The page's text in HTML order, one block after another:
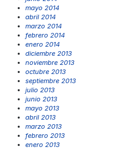
mayo 2014
abril 2014
marzo 2014
febrero 2014
enero 2014
diciembre 2013
noviembre 2013
octubre 2013
septiembre 2013
julio 2013
junio 2013
mayo 2013
abril 2013
marzo 2013
febrero 2013
enero 2013